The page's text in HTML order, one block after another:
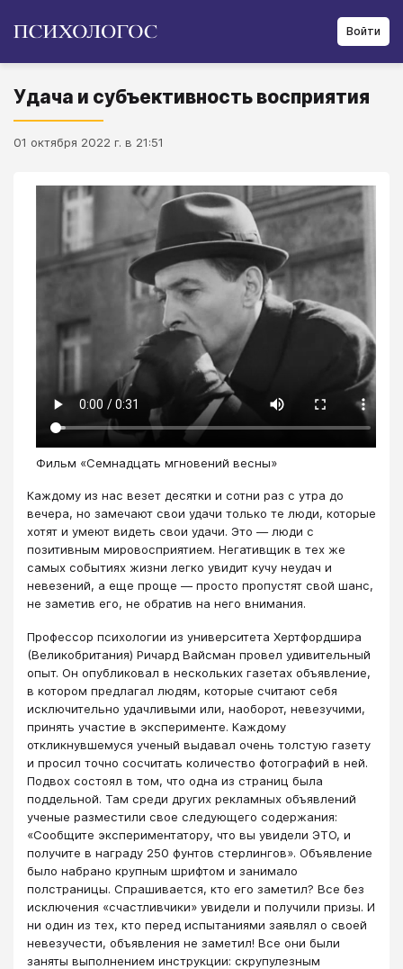
Войти
Удача и субъективность восприятия
01 октября 2022 г. в 21:51
Фильм «Семнадцать мгновений весны»
Каждому из нас везет десятки и сотни раз с утра до
вечера, но замечают свои удачи только те люди, которые
хотят и умеют видеть свои удачи. Это — люди с
позитивным мировосприятием. Негативщик в тех же
самых событиях жизни легко увидит кучу неудач и
невезений, а еще проще — просто пропустят свой шанс,
не заметив его, не обратив на него внимания.
Профессор психологии из университета Хертфордшира
(Великобритания) Ричард Вайсман провел удивительный
опыт. Он опубликовал в нескольких газетах объявление,
в котором предлагал людям, которые считают себя
исключительно удачливыми или, наоборот, невезучими,
принять участие в эксперименте. Каждому
откликнувшемуся ученый выдавал очень толстую газету
и просил точно сосчитать количество фотографий в ней.
Подвох состоял в том, что одна из страниц была
поддельной. Там среди других рекламных объявлений
ученые разместили свое следующего содержания:
«Сообщите экспериментатору, что вы увидели ЭТО, и
получите в награду 250 фунтов стерлингов». Объявление
было набрано крупным шрифтом и занимало
полстраницы. Спрашивается, кто его заметил? Все без
исключения «счастливчики» увидели и получили призы. И
ни один из тех, кто перед испытаниями заявлял о своей
невезучести, объявления не заметил! Все они были
заняты выполнением инструкции: скрупулезным